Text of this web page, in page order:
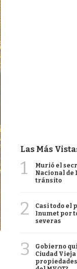
Las Más
1
Murió el
Nacional de
tránsito
2
Casi todo el
Inumet por
severas
3
Gobierno
Ciudad